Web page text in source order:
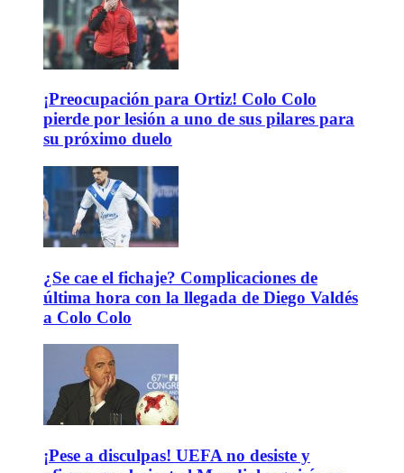
¡Preocupación para Ortiz! Colo Colo
pierde por lesión a uno de sus pilares para
su próximo duelo
¿Se cae el fichaje? Complicaciones de
última hora con la llegada de Diego Valdés
a Colo Colo
¡Pese a disculpas! UEFA no desiste y